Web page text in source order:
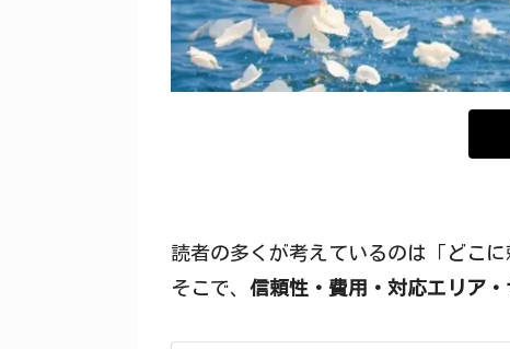
読者の多くが考えているのは「どこに
そこで、 信頼性・費用・対応エリア